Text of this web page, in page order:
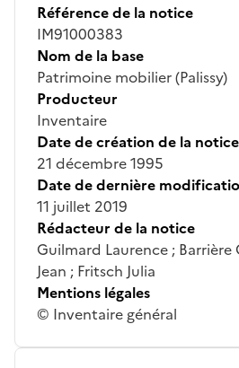
Référence de la notice
IM91000383
Nom de la base
Patrimoine mobilier (Palissy)
Producteur
Inventaire
Date de création de la notice
21 décembre 1995
Date de dernière
11 juillet 2019
Rédacteur de la notice
Guilmard Laurence ; Barrière
Jean ; Fritsch Julia
Mentions légales
© Inventaire général